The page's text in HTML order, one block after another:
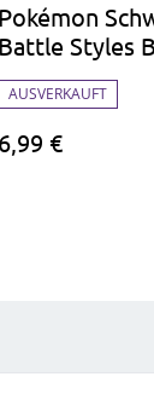
Pokémon
Battle Styles
AUSVERKAUFT
6,99 €